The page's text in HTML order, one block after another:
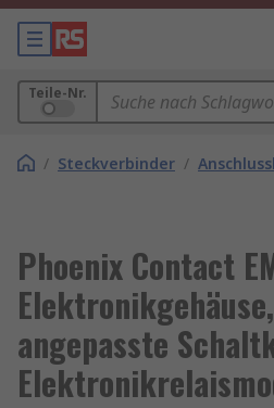
Teile-Nr.
/ Steckverbinder /
Phoenix Contact
angepasste